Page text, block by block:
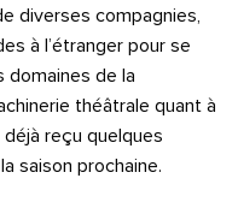
diverses compagnies,
à l’étranger pour se
domaines de la
théâtrale quant à
reçu quelques
saison prochaine.